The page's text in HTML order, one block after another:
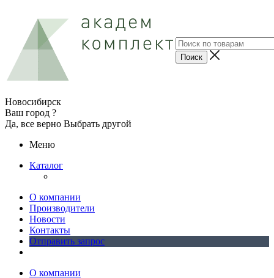
Новосибирск
Ваш город ?
Да, все верно Выбрать другой
Меню
Каталог
О компании
Производители
Новости
Контакты
Отправить запрос
О компании